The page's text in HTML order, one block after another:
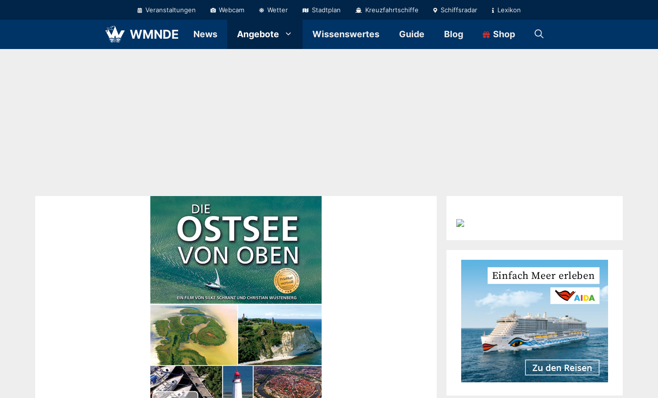
Inhalt
Veranstaltungen Webcam Wetter Stadtplan Kreuzfahrtschiffe Schiffsradar Lexikon
WMNDE News Angebote Wissenswertes Guide Blog Shop